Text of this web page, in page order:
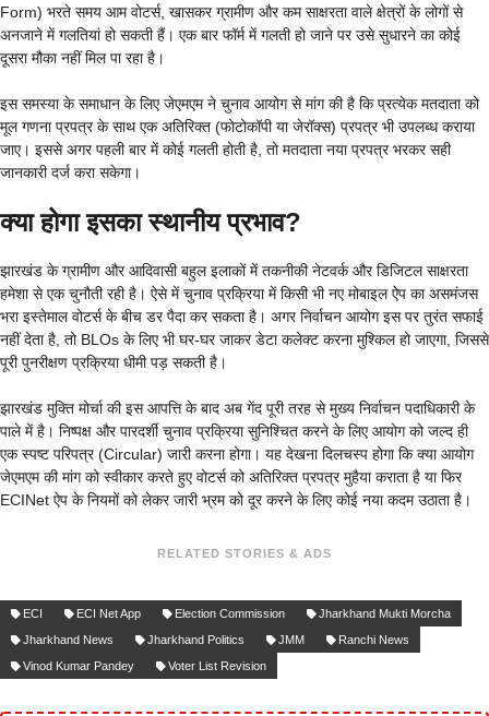
Form) भरते समय आम वोटर्स, खासकर ग्रामीण और कम साक्षरता वाले क्षेत्रों के लोगों से
अनजाने में गलतियां हो सकती हैं। एक बार फॉर्म में गलती हो जाने पर उसे सुधारने का कोई
दूसरा मौका नहीं मिल पा रहा है।
इस समस्या के समाधान के लिए जेएमएम ने चुनाव आयोग से मांग की है कि प्रत्येक मतदाता को
मूल गणना प्रपत्र के साथ एक अतिरिक्त (फोटोकॉपी या जेरॉक्स) प्रपत्र भी उपलब्ध कराया
जाए। इससे अगर पहली बार में कोई गलती होती है, तो मतदाता नया प्रपत्र भरकर सही
जानकारी दर्ज करा सकेगा।
क्या होगा इसका स्थानीय प्रभाव?
झारखंड के ग्रामीण और आदिवासी बहुल इलाकों में तकनीकी नेटवर्क और डिजिटल साक्षरता
हमेशा से एक चुनौती रही है। ऐसे में चुनाव प्रक्रिया में किसी भी नए मोबाइल ऐप का असमंजस
भरा इस्तेमाल वोटर्स के बीच डर पैदा कर सकता है। अगर निर्वाचन आयोग इस पर तुरंत सफाई
नहीं देता है, तो BLOs के लिए भी घर-घर जाकर डेटा कलेक्ट करना मुश्किल हो जाएगा, जिससे
पूरी पुनरीक्षण प्रक्रिया धीमी पड़ सकती है।
झारखंड मुक्ति मोर्चा की इस आपत्ति के बाद अब गेंद पूरी तरह से मुख्य निर्वाचन पदाधिकारी के
पाले में है। निष्पक्ष और पारदर्शी चुनाव प्रक्रिया सुनिश्चित करने के लिए आयोग को जल्द ही
एक स्पष्ट परिपत्र (Circular) जारी करना होगा। यह देखना दिलचस्प होगा कि क्या आयोग
जेएमएम की मांग को स्वीकार करते हुए वोटर्स को अतिरिक्त प्रपत्र मुहैया कराता है या फिर
ECINet ऐप के नियमों को लेकर जारी भ्रम को दूर करने के लिए कोई नया कदम उठाता है।
RELATED STORIES & ADS
ECI ECI Net App Election Commission
Jharkhand Mukti Morcha
Jharkhand News
Jharkhand Politics JMM
Ranchi News
Vinod Kumar Pandey
Voter List Revision